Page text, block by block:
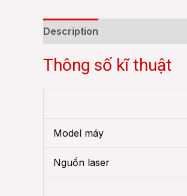
Description
Thông số kĩ thuật
Model máy
Nguồn laser